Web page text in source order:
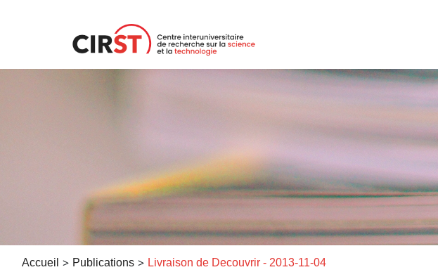
Accueil > Publications > Livraison de Decouvrir - 2013-11-04